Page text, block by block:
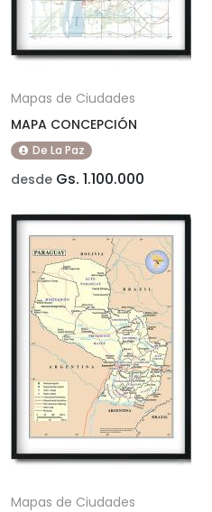
Mapas de Ciudades
MAPA CONCEPCIÓN
De La Paz
desde Gs. 1.100.000
Mapas de Ciudades